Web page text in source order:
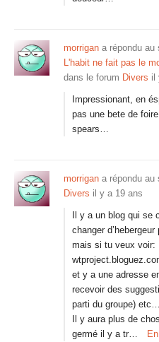
morrigan a répondu au
L'habit ne fait pas le
dans le forum Divers il
Impressionant, en
pas une bete de
spears…
morrigan a répondu au
Divers il y a 19 ans
Il y a un blog qui
changer
mais si tu veux voir:
et y a une adresse
recevoir des
parti du groupe) etc…
Il y aura plus de
germé il y a tr…